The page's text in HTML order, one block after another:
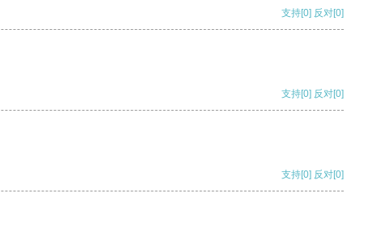
支持[0] 反对[0]
支持[0] 反对[0]
支持[0] 反对[0]